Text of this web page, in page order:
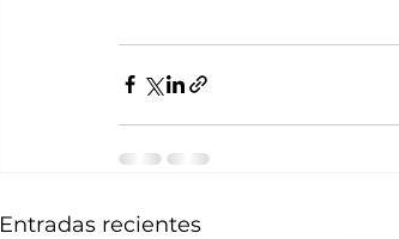
Entradas recientes